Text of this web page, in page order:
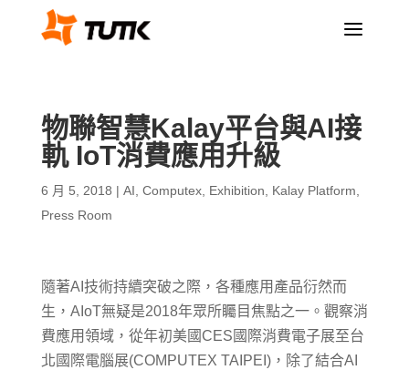
a
物聯智慧Kalay平台與AI接
軌 IoT消費應用升級
6 月 5, 2018 | AI Computex, Exhibition Kalay Platform
Press Room
隨著AI技術持續突破之際，各種應用產品衍然而
生，AIoT無疑是2018年眾所矚目焦點之一。觀察消
費應用領域，從年初美國CES國際消費電子展至台
北國際電腦展(COMPUTEX TAIPEI)，除了結合AI